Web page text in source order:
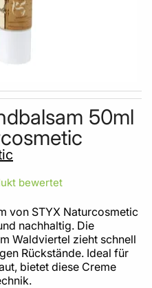
gallery
50ml
bewertet
von STYX Naturcosmetic
nachhaltig. Die
Waldviertel zieht schnell
Rückstände. Ideal für
bietet diese Creme